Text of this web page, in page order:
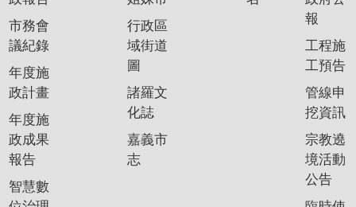
市務會
議紀錄
年度施
政計畫
年度施
政成果
報告
智慧數
行政區
域街道
圖
諸羅文
化誌
嘉義市
志
報
工程施
工預告
管線申
挖資訊
宗教遶
境活動
公告